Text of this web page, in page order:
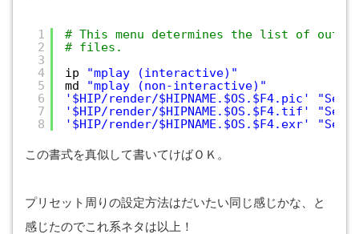
1
2
3
4
5
6
7
8
# This menu determines the list of
# files.
ip
"mplay (interactive)"
md
"mplay (non-interactive)"
'$HIP/render/$HIPNAME.$OS.$F4.pic'
'$HIP/render/$HIPNAME.$OS.$F4.tif'
'$HIP/render/$HIPNAME.$OS.$F4.exr'
この書式を真似して書いてけばＯＫ。
プリセット周りの設定方法はだいたい同じ感じかな、と
感じたのでこれ系ネタは以上！